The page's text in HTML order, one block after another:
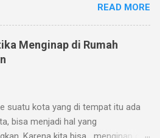
kali juga dialami oleh banyak
terkait perlakuan ibu
Kalau boleh membuat versi
judulnya, Ratapan Anak
Tidak sedikit pula ibu mertua
sadar atau tanpa sadar
READ MORE
Menginap di Rumah
suatu kota yang di tempat itu ada
bisa menjadi hal yang